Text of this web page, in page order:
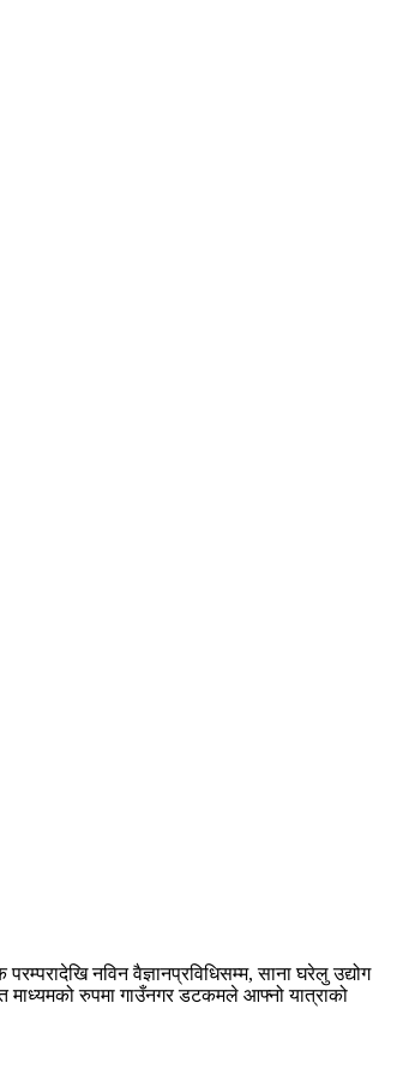
नविन वैज्ञानप्रविधिसम्म, साना घरेलु उद्योग
माध्यमको रुपमा गाउँनगर डटकमले आफ्नो यात्राको